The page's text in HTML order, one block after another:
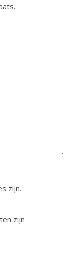
zijn.
zijn.